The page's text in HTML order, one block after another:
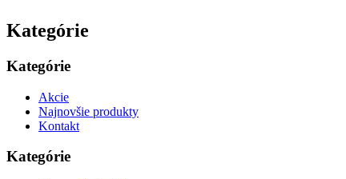
Kategórie
Kategórie
Akcie
Najnovšie produkty
Kontakt
Kategórie